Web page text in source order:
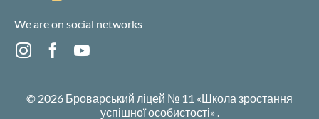
We are on social networks
© 2026 Броварський ліцей № 11 «Школа зростання
успішної особистості»